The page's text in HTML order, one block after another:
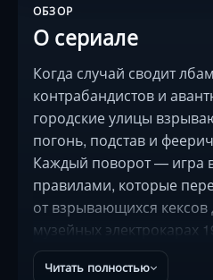
ОБЗОР
О сериале
Когда случай сводит
контрабандистов и
городские улицы
погонь, подстав и
Каждый поворот — игра
правилами, которые
от взрывающихся кексов
музейных электрокарах
интервью режиссёра).
Эллорди и Зои Салданы
Читать полностью